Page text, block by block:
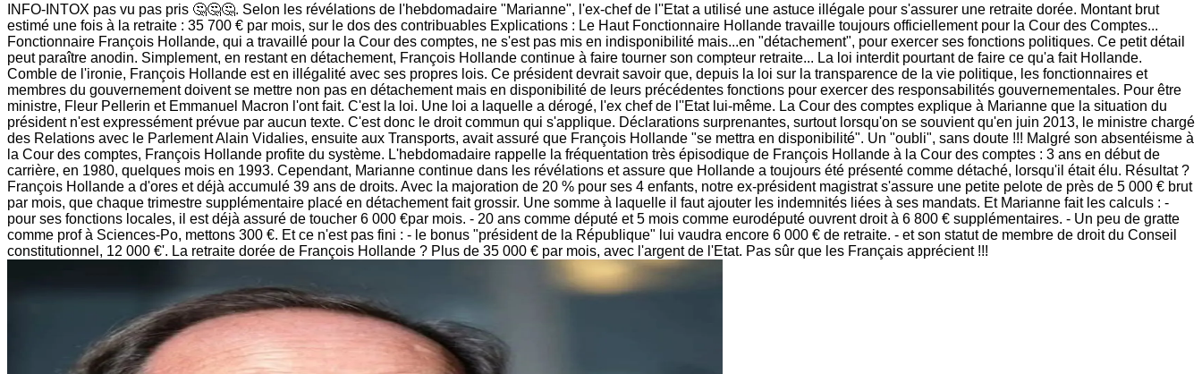
INFO-INTOX pas vu pas pris 🤔🤔🤔. Selon les révélations de l'hebdomadaire "Marianne", l'ex-chef de l''Etat a utilisé une astuce illégale pour s'assurer une retraite dorée. Montant brut
estimé une fois à la retraite : 35 700 € par mois, sur le dos des contribuables Explications : Le Haut Fonctionnaire Hollande travaille toujours officiellement pour la Cour des Comptes...
Fonctionnaire François Hollande, qui a travaillé pour la Cour des comptes, ne s'est pas mis en indisponibilité mais...en "détachement", pour exercer ses fonctions politiques. Ce petit détail
peut paraître anodin. Simplement, en restant en détachement, François Hollande continue à faire tourner son compteur retraite... La loi interdit pourtant de faire ce qu'a fait Hollande.
Comble de l'ironie, François Hollande est en illégalité avec ses propres lois. Ce président devrait savoir que, depuis la loi sur la transparence de la vie politique, les fonctionnaires et
membres du gouvernement doivent se mettre non pas en détachement mais en disponibilité de leurs précédentes fonctions pour exercer des responsabilités gouvernementales. Pour être
ministre, Fleur Pellerin et Emmanuel Macron l'ont fait. C'est la loi. Une loi a laquelle a dérogé, l'ex chef de l''Etat lui-même. La Cour des comptes explique à Marianne que la situation du
président n'est expressément prévue par aucun texte. C'est donc le droit commun qui s'applique. Déclarations surprenantes, surtout lorsqu'on se souvient qu'en juin 2013, le ministre chargé
des Relations avec le Parlement Alain Vidalies, ensuite aux Transports, avait assuré que François Hollande "se mettra en disponibilité". Un "oubli", sans doute !!! Malgré son absentéisme à
la Cour des comptes, François Hollande profite du système. L'hebdomadaire rappelle la fréquentation très épisodique de François Hollande à la Cour des comptes : 3 ans en début de
carrière, en 1980, quelques mois en 1993. Cependant, Marianne continue dans les révélations et assure que Hollande a toujours été présenté comme détaché, lorsqu'il était élu. Résultat ?
François Hollande a d'ores et déjà accumulé 39 ans de droits. Avec la majoration de 20 % pour ses 4 enfants, notre ex-président magistrat s'assure une petite pelote de près de 5 000 € brut
par mois, que chaque trimestre supplémentaire placé en détachement fait grossir. Une somme à laquelle il faut ajouter les indemnités liées à ses mandats. Et Marianne fait les calculs : -
pour ses fonctions locales, il est déjà assuré de toucher 6 000 €par mois. - 20 ans comme député et 5 mois comme eurodéputé ouvrent droit à 6 800 € supplémentaires. - Un peu de gratte
comme prof à Sciences-Po, mettons 300 €. Et ce n'est pas fini : - le bonus "président de la République" lui vaudra encore 6 000 € de retraite. - et son statut de membre de droit du Conseil
constitutionnel, 12 000 €'. La retraite dorée de François Hollande ? Plus de 35 000 € par mois, avec l'argent de l'Etat. Pas sûr que les Français apprécient !!!